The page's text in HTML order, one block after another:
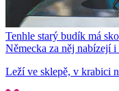
Tenhle starý budík má
Německa za něj nabízejí
Leží ve sklepě, v krabici